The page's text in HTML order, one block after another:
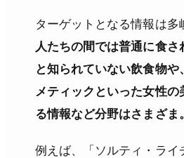
ターゲットとなる情報は多
人たちの間では普通に食さ
と知られていない飲食物や
メティックといった女性の
る情報など分野はさまざま。
例えば、「ソルティ・ライ